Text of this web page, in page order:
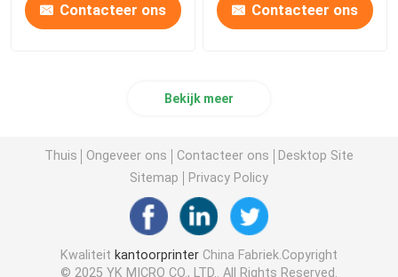
Contacteer ons Contacteer ons
Bekijk meer
Thuis Ongeveer ons Contacteer ons
Desktop Site
Sitemap
Privacy Policy
Kwaliteit kantoorprinterChina Fabriek.Copyright
© 2025 YK MICRO CO., LTD.. All Rights Reserved.